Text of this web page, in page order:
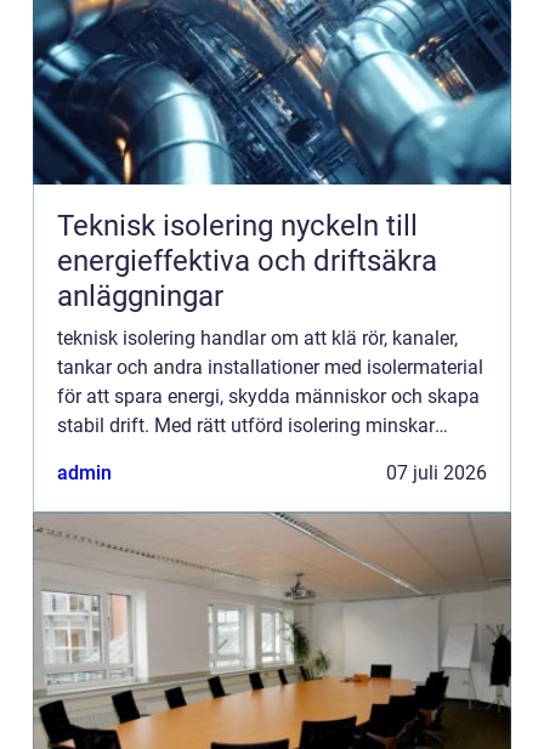
Teknisk isolering nyckeln till
energieffektiva och driftsäkra
anläggningar
teknisk isolering handlar om att klä rör, kanaler,
tankar och andra installationer med isolermaterial
för att spara energi, skydda människor och skapa
stabil drift. Med rätt utförd isolering minskar
a...
admin 07 juli 2026